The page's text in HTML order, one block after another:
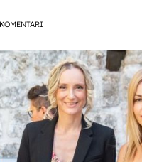
KOMENTARI